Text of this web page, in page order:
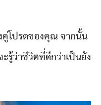
คู่โปรดของคุณ จากนั้น
รู้ว่าชีวิตที่ดีกว่าเป็นยัง